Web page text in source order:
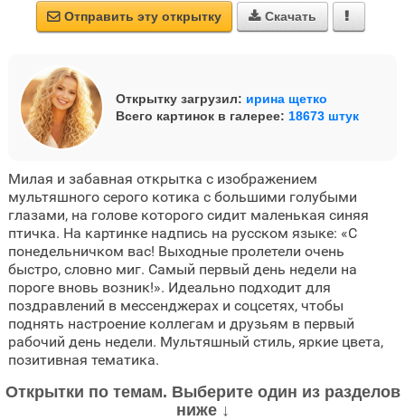
 Отправить эту открытку  Скачать 
Открытку загрузил: ирина щетко
Всего картинок в галерее: 18673 штук
Милая и забавная открытка с изображением
мультяшного серого котика с большими голубыми
глазами, на голове которого сидит маленькая синяя
птичка. На картинке надпись на русском языке: «С
понедельничком вас! Выходные пролетели очень
быстро, словно миг. Самый первый день недели на
пороге вновь возник!». Идеально подходит для
поздравлений в мессенджерах и соцсетях, чтобы
поднять настроение коллегам и друзьям в первый
рабочий день недели. Мультяшный стиль, яркие цвета,
позитивная тематика.
Открытки по темам. Выберите один из разделов
ниже ↓